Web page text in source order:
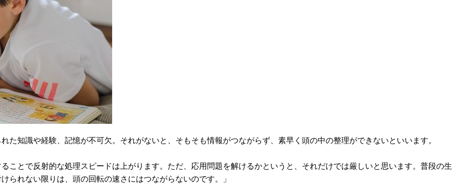
た知識や経験、記憶が不可欠。それがないと、そもそも情報がつながらず、素早く頭の中の整理ができないといいます。
ことで反射的な処理スピードは上がります。ただ、応用問題を解けるかというと、それだけでは厳しいと思います。普段の生
られない限りは、頭の回転の速さにはつながらないのです。」